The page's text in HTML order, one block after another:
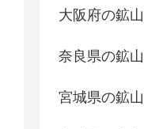
大阪府の鉱山
奈良県の鉱山
宮城県の鉱山